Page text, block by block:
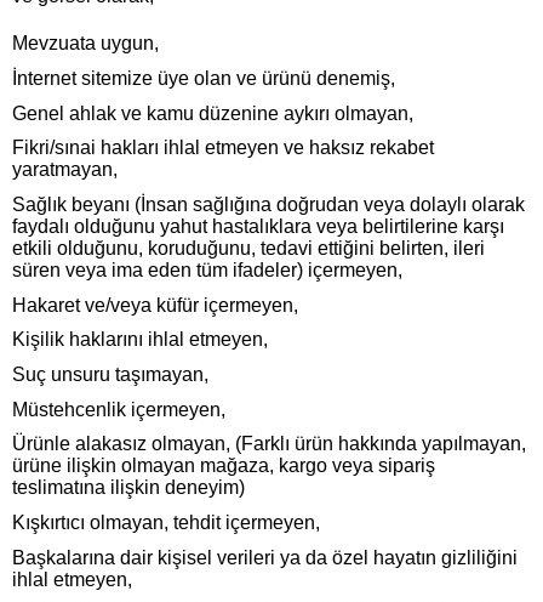
Mevzuata uygun,
İnternet sitemize üye olan ve ürünü denemiş,
Genel ahlak ve kamu düzenine aykırı olmayan,
Fikri/sınai hakları ihlal etmeyen ve haksız rekabet
yaratmayan,
Sağlık beyanı (İnsan sağlığına doğrudan veya dolaylı olarak
faydalı olduğunu yahut hastalıklara veya belirtilerine karşı
etkili olduğunu, koruduğunu, tedavi ettiğini belirten, ileri
süren veya ima eden tüm ifadeler) içermeyen,
Hakaret ve/veya küfür içermeyen,
Kişilik haklarını ihlal etmeyen,
Suç unsuru taşımayan,
Müstehcenlik içermeyen,
Ürünle alakasız olmayan, (Farklı ürün hakkında yapılmayan,
ürüne ilişkin olmayan mağaza, kargo veya sipariş
teslimatına ilişkin deneyim)
Kışkırtıcı olmayan, tehdit içermeyen,
Başkalarına dair kişisel verileri ya da özel hayatın gizliliğini
ihlal etmeyen,